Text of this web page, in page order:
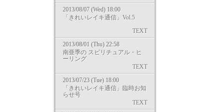
2013/08/07 (Wed) 18:00
「きれいレイキ通信」Vol.5
TEXT
2013/08/01 (Thu) 22:58
南亜季の スピリチュアル・ヒ
ーリング
TEXT
2013/07/23 (Tue) 18:00
「きれいレイキ通信」臨時お知
らせ号
TEXT